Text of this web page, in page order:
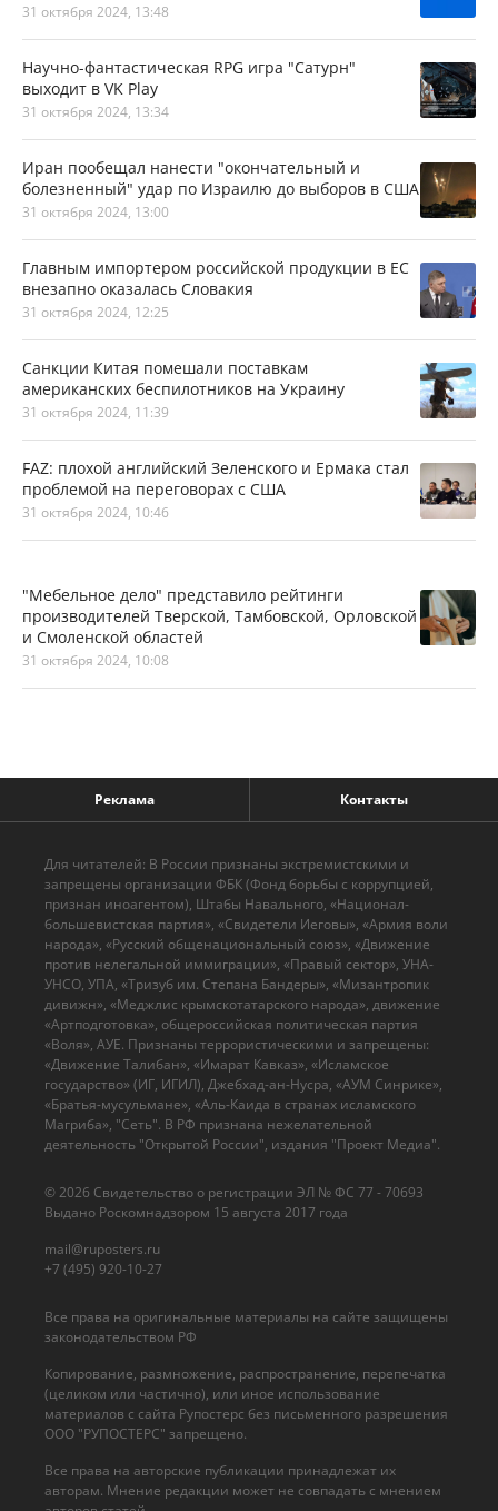
31 октября 2024, 13:48
Научно-фантастическая RPG игра "Сатурн"
выходит в VK Play
31 октября 2024, 13:34
Иран пообещал нанести "окончательный и
болезненный" удар по Израилю до выборов в США
31 октября 2024, 13:00
Главным импортером российской продукции в ЕС
внезапно оказалась Словакия
31 октября 2024, 12:25
Санкции Китая помешали поставкам
американских беспилотников на Украину
31 октября 2024, 11:39
FAZ: плохой английский Зеленского и Ермака стал
проблемой на переговорах с США
31 октября 2024, 10:46
"Мебельное дело" представило рейтинги
производителей Тверской, Тамбовской, Орловской
и Смоленской областей
31 октября 2024, 10:08
Реклама Контакты
Все права на оригинальные материалы на сайте защищены
законодательством РФ
Копирование, размножение, распространение, перепечатка
(целиком или частично), или иное использование
материалов с сайта Рупостерс без письменного разрешения
ООО "РУПОСТЕРС" запрещено.
Все права на авторские публикации принадлежат их
авторам. Мнение редакции может не совпадать с мнением
© 2026 Cвидетельство о регистрации ЭЛ № ФС 77 - 70693
Выдано Роскомнадзором 15 августа 2017 года
mail@ruposters.ru
+7 (495) 920-10-27
Для читателей: В России признаны экстремистскими и
запрещены организации ФБК (Фонд борьбы с коррупцией,
признан иноагентом), Штабы Навального, «Национал-
большевистская партия», «Свидетели Иеговы», «Армия воли
народа», «Русский общенациональный союз», «Движение
против нелегальной иммиграции», «Правый сектор», УНА-
УНСО, УПА, «Тризуб им. Степана Бандеры», «Мизантропик
дивижн», «Меджлис крымскотатарского народа», движение
«Артподготовка», общероссийская политическая партия
«Воля», АУЕ. Признаны террористическими и запрещены:
«Движение Талибан», «Имарат Кавказ», «Исламское
государство» (ИГ, ИГИЛ), Джебхад-ан-Нусра, «АУМ Синрике»,
«Братья-мусульмане», «Аль-Каида в странах исламского
Магриба», "Сеть". В РФ признана нежелательной
деятельность "Открытой России", издания "Проект Медиа".